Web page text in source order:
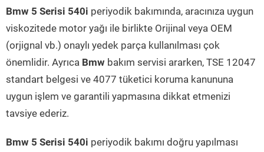
Bmw 5 Serisi 540i periyodik bakımında, aracınıza uygun
viskozitede motor yağı ile birlikte Orijinal veya OEM
(orjignal vb.) onaylı yedek parça kullanılması çok
önemlidir. Ayrıca Bmw bakım servisi ararken, TSE 12047
standart belgesi ve 4077 tüketici koruma kanununa
uygun işlem ve garantili yapmasına dikkat etmenizi
tavsiye ederiz.
Bmw 5 Serisi 540i periyodik bakımı doğru yapılması